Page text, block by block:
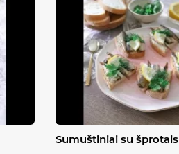
Sumuštiniai su šprotais